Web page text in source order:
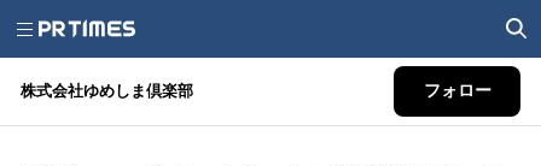
株式会社ゆめしま倶楽部 フォロー